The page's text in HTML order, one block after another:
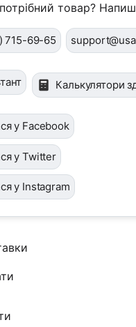
товар?
715-69-65
Калькулятори
у Facebook
у Twitter
у Instagram